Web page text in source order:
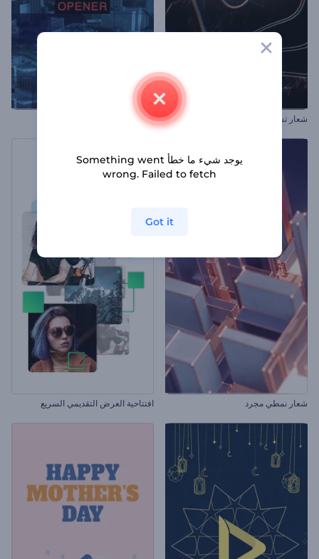
شعار تشويش العطل افتتاحية حدث معاصر
شعار نمطي مجرد افتتاحية العرض التقديمي السريع
يوجد شيء ما خطأ Something went
wrong. Failed to fetch
Got it